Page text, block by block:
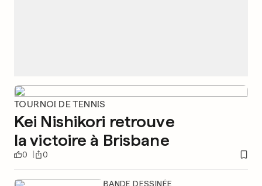
TOURNOI DE TENNIS
Kei Nishikori retrouve
la victoire à Brisbane
0 0
BANDE DESSINÉE